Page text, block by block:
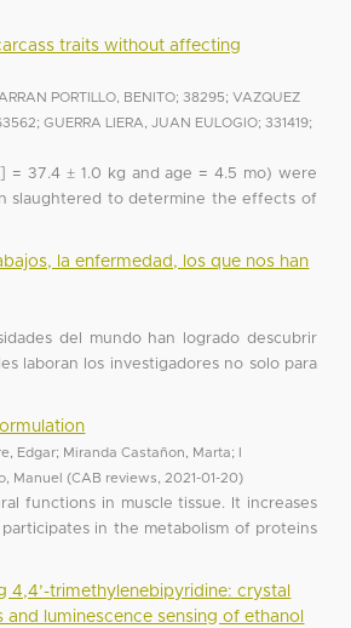
traits without affecting
PORTILLO, BENITO; 38295;VAZQUEZ
;GUERRA LIERA, JUAN EULOGIO; 331419;
= 37.4 ± 1.0 kg and age = 4.5 mo) were
slaughtered to determine the effects of
la enfermedad, los que nos han
del mundo han logrado descubrir
laboran los investigadores no solo para
Edgar; Miranda Castañon, Marta;
Manuel (CAB reviews 2021-01-20)
functions in muscle tissue. It increases
in the metabolism of proteins
trimethylenebipyridine: crystal
luminescence sensing of ethanol